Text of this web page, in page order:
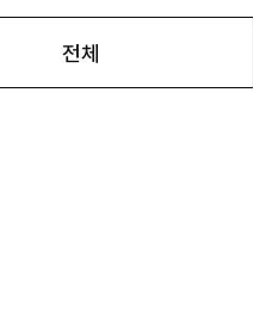
전체